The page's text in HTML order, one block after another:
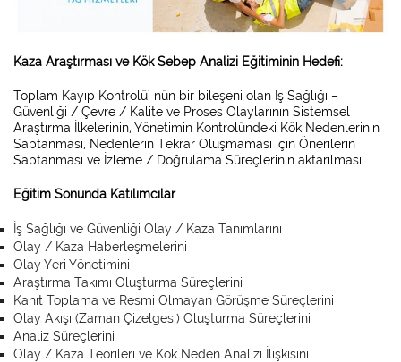
Kaza Araştırması ve Kök Sebep Analizi Eğitiminin Hedefi:
Toplam Kayıp Kontrolü’ nün bir bileşeni olan İş Sağlığı –
Güvenliği / Çevre / Kalite ve Proses Olaylarının Sistemsel
Araştırma İlkelerinin, Yönetimin Kontrolündeki Kök Nedenlerinin
Saptanması, Nedenlerin Tekrar Oluşmaması için Önerilerin
Saptanması ve İzleme / Doğrulama Süreçlerinin aktarılması
Eğitim Sonunda Katılımcılar
İş Sağlığı ve Güvenliği Olay / Kaza Tanımlarını
Olay / Kaza Haberleşmelerini
Olay Yeri Yönetimini
Araştırma Takımı Oluşturma Süreçlerini
Kanıt Toplama ve Resmi Olmayan Görüşme Süreçlerini
Olay Akışı (Zaman Çizelgesi) Oluşturma Süreçlerini
Analiz Süreçlerini
Olay / Kaza Teorileri ve Kök Neden Analizi İlişkisini